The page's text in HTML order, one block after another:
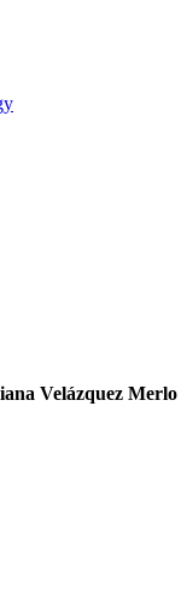
Velázquez Merlo